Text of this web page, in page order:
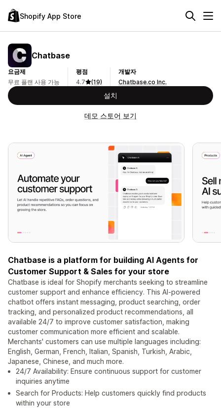
Shopify App Store
Chatbase
요금제
무료 플랜 사용 가능
평점
4.7
(19)
개발자
Chatbase.co Inc.
설치
데모 스토어 보기
Chatbase is a platform for building AI Agents for
Customer Support & Sales for your store
Chatbase is ideal for Shopify merchants seeking to streamline
customer support and enhance efficiency. This AI-powered
chatbot offers instant messaging, product searching, order
tracking, and personalized product recommendations, all
available 24/7 to improve customer satisfaction, making
customer communication more efficient and scalable.
Merchants' customers can use multiple languages including:
English, German, French, Italian, Spanish, Turkish, Arabic,
Japanese, Chinese, and much more.
24/7 Availability: Ensure continuous support for customer
inquiries anytime
Search for Products: Help customers quickly find products
within your store